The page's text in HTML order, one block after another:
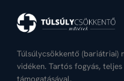
Túlsúlycsökkentő (bariátriai)
vidéken. Tartós fogyás,
támogatásával.